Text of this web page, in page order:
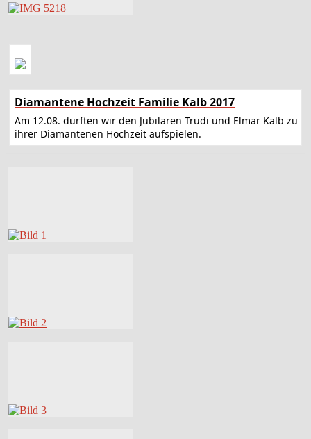
Diamantene Hochzeit Familie Kalb 2017
Am 12.08. durften wir den Jubilaren Trudi und Elmar Kalb zu
ihrer Diamantenen Hochzeit aufspielen.